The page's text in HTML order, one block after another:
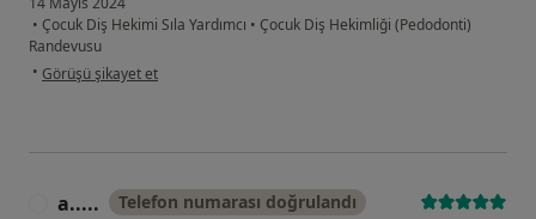
• Çocuk Diş Hekimi Sıla Yardımcı • Çocuk Diş Hekimliği (Pedodonti)
Randevusu
• kullanıcının görüşüne göre e.....
Görüşü şikayet et
a..... Telefon numarası doğrulandı